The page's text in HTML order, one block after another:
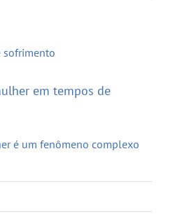
em tempos de
é um fenômeno complexo